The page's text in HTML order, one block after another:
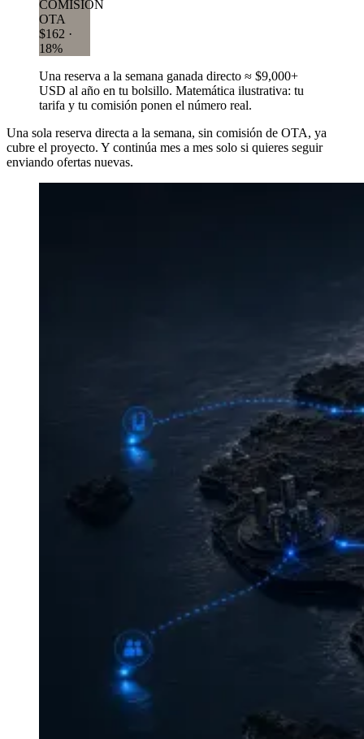
COMISIÓN
OTA
$162 ·
18%
Una reserva a la semana ganada directo ≈ $9,000+
USD al año en tu bolsillo. Matemática ilustrativa: tu
tarifa y tu comisión ponen el número real.
Una sola reserva directa a la semana, sin comisión de OTA, ya
cubre el proyecto. Y continúa mes a mes solo si quieres seguir
enviando ofertas nuevas.